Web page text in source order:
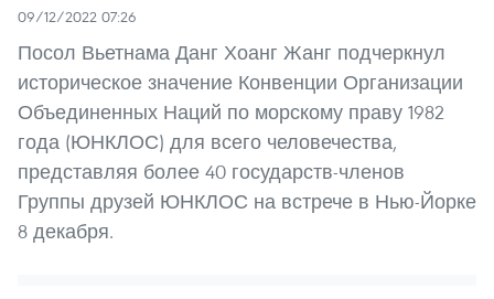
09/12/2022 07:26
Посол Вьетнама Данг Хоанг Жанг подчеркнул
историческое значение Конвенции Организации
Объединенных Наций по морскому праву 1982
года (ЮНКЛОС) для всего человечества,
представляя более 40 государств-членов
Группы друзей ЮНКЛОС на встрече в Нью-Йорке
8 декабря.